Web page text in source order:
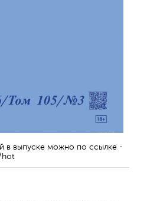
в выпуске можно по ссылке -
hot